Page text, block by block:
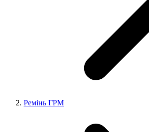
Ремінь ГРМ